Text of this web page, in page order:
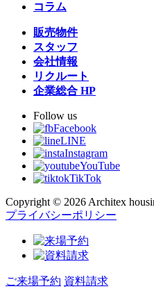
コラム
販売物件
スタッフ
会社情報
リクルート
企業総合 HP
Follow us
Facebook
LINE
Instagram
YouTube
TikTok
Copyright © 2026 Architex
プライバシーポリシー
ご来場予約 資料請求